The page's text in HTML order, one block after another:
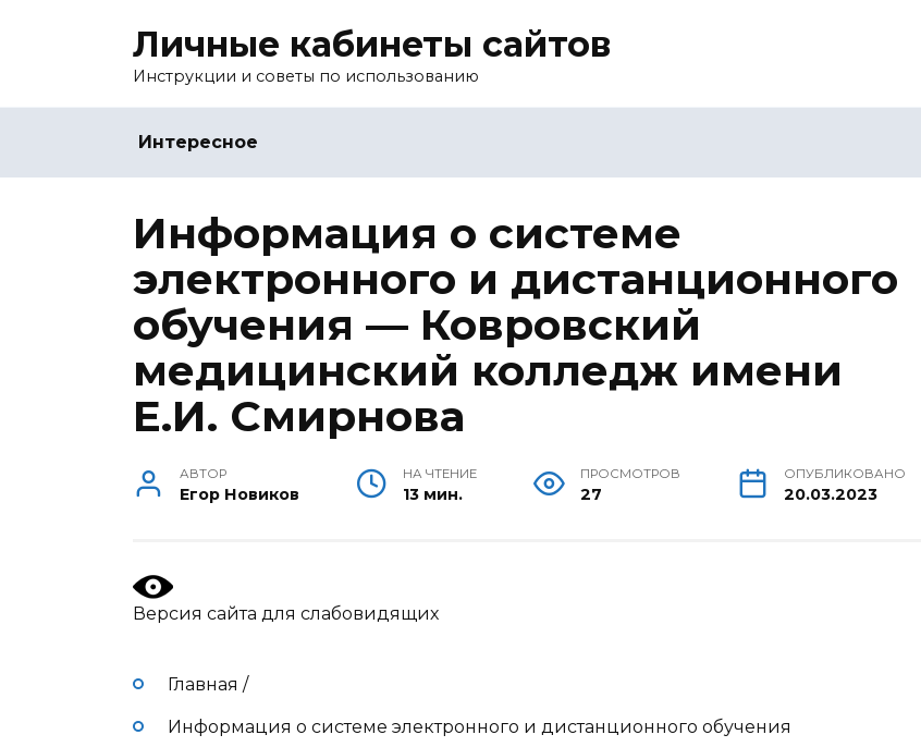
Личные кабинеты сайтов
Инструкции и советы по использованию
Интересное
Информация о системе
электронного и дистанционного
обучения — Ковровский
медицинский колледж имени
Е.И. Смирнова
АВТОР
Егор Новиков
НА ЧТЕНИЕ
13 мин.
ПРОСМОТРОВ
27
ОПУБЛИКОВАНО
20.03.2023
Версия сайта для слабовидящих
Главная /
Информация о системе электронного и дистанционного обучения